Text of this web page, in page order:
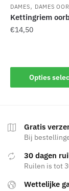
DAMES, DAMES
Kettingriem
€14,50
Opties
meerdere
optie
kan
worden
de
Gratis
Bij
30 dagen
Ruilen is tot
Wettelijke